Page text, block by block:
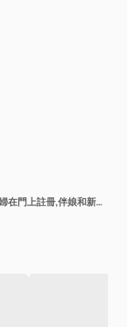
矢量婚禮場景 可愛的婚禮儀式插圖,新婚夫婦在門上註冊,伴娘和新郎的糖果棒蛋糕 卡通婚姻海景